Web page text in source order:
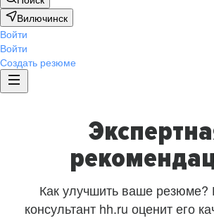
Вилючинск
Войти
Войти
Создать резюме
Как улучшить ваше резюме?
консультант hh.ru оценит его